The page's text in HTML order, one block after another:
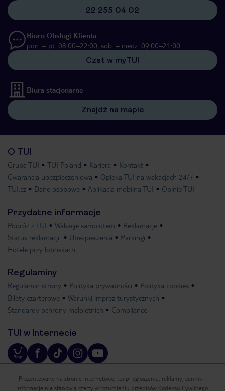
22 255 04 02
Biuro Obsługi Klienta
pon. – pt. 08:00–22:00, sob. – niedz. 09:00–21:00
Czat w myTUI
Biura stacjonarne
Znajdź na mapie
O TUI
Grupa TUI TUI Poland Kariera
Kontakt
Gwarancja ubezpieczeniowa
Opieka TUI na wakacjach 24/7
TUI.cz
Dane osobowe Aplikacja mobilna TUI Opinie TUI
Przydatne informacje
Podróż z TUI Wakacje samolotem
Reklamacje
Status reklamacji
Ubezpieczenia
Parkingi
Hotele przy lotniskach
Regulaminy
Regulamin strony Polityka prywatności
Polityka cookies
Bilety czarterowe
Warunki imprez turystycznych
Standardy ochrony małoletnich
Compliance
TUI w Internecie
Prezentowane na stronie internetowej tui.pl ogłoszenia, reklamy, cenniki i
informacje nie stanowią oferty w rozumieniu przepisów Kodeksu Cywilnego.